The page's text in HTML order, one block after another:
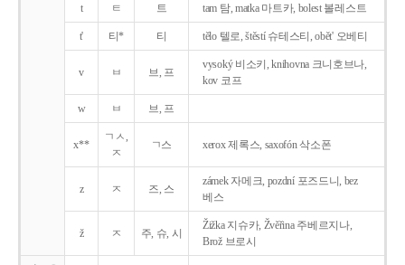
t ㅌ 트 tam 탐, matka 마트카, bolest 볼레스트
t' 티* 티 tělo 텔로, štěstí 슈테스티, obět' 오베티
v ㅂ 브, 프
vysoký 비소키, knihovna 크니호브나,
kov 코프
w ㅂ 브, 프
x**
ㄱㅅ,
ㅈ
ㄱ스 xerox 제록스, saxofón 삭소폰
z ㅈ 즈, 스
zámek 자메크, pozdní 포즈드니, bez
베스
ž ㅈ 주, 슈, 시
Žižka 지슈카, Žvěřina 주베르지나,
Brož 브로시